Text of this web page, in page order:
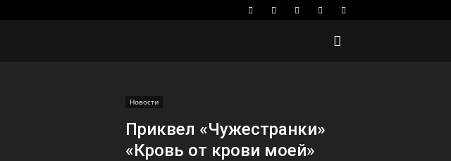
Новости
Приквел «Чужестранки»
«Кровь от крови моей»